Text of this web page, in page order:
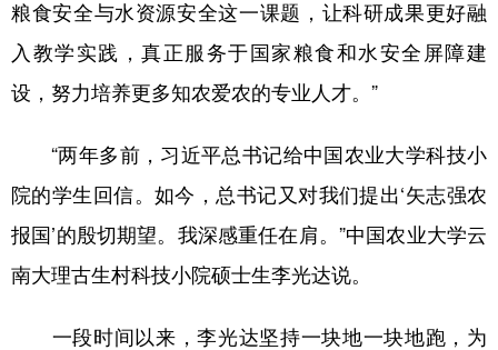
粮食安全与水资源安全这一课题，让科研成果更好融
入教学实践，真正服务于国家粮食和水安全屏障建
设，努力培养更多知农爱农的专业人才。”
“两年多前，习近平总书记给中国农业大学科技小
院的学生回信。如今，总书记又对我们提出‘矢志强农
报国’的殷切期望。我深感重任在肩。”中国农业大学云
南大理古生村科技小院硕士生李光达说。
一段时间以来，李光达坚持一块地一块地跑，为